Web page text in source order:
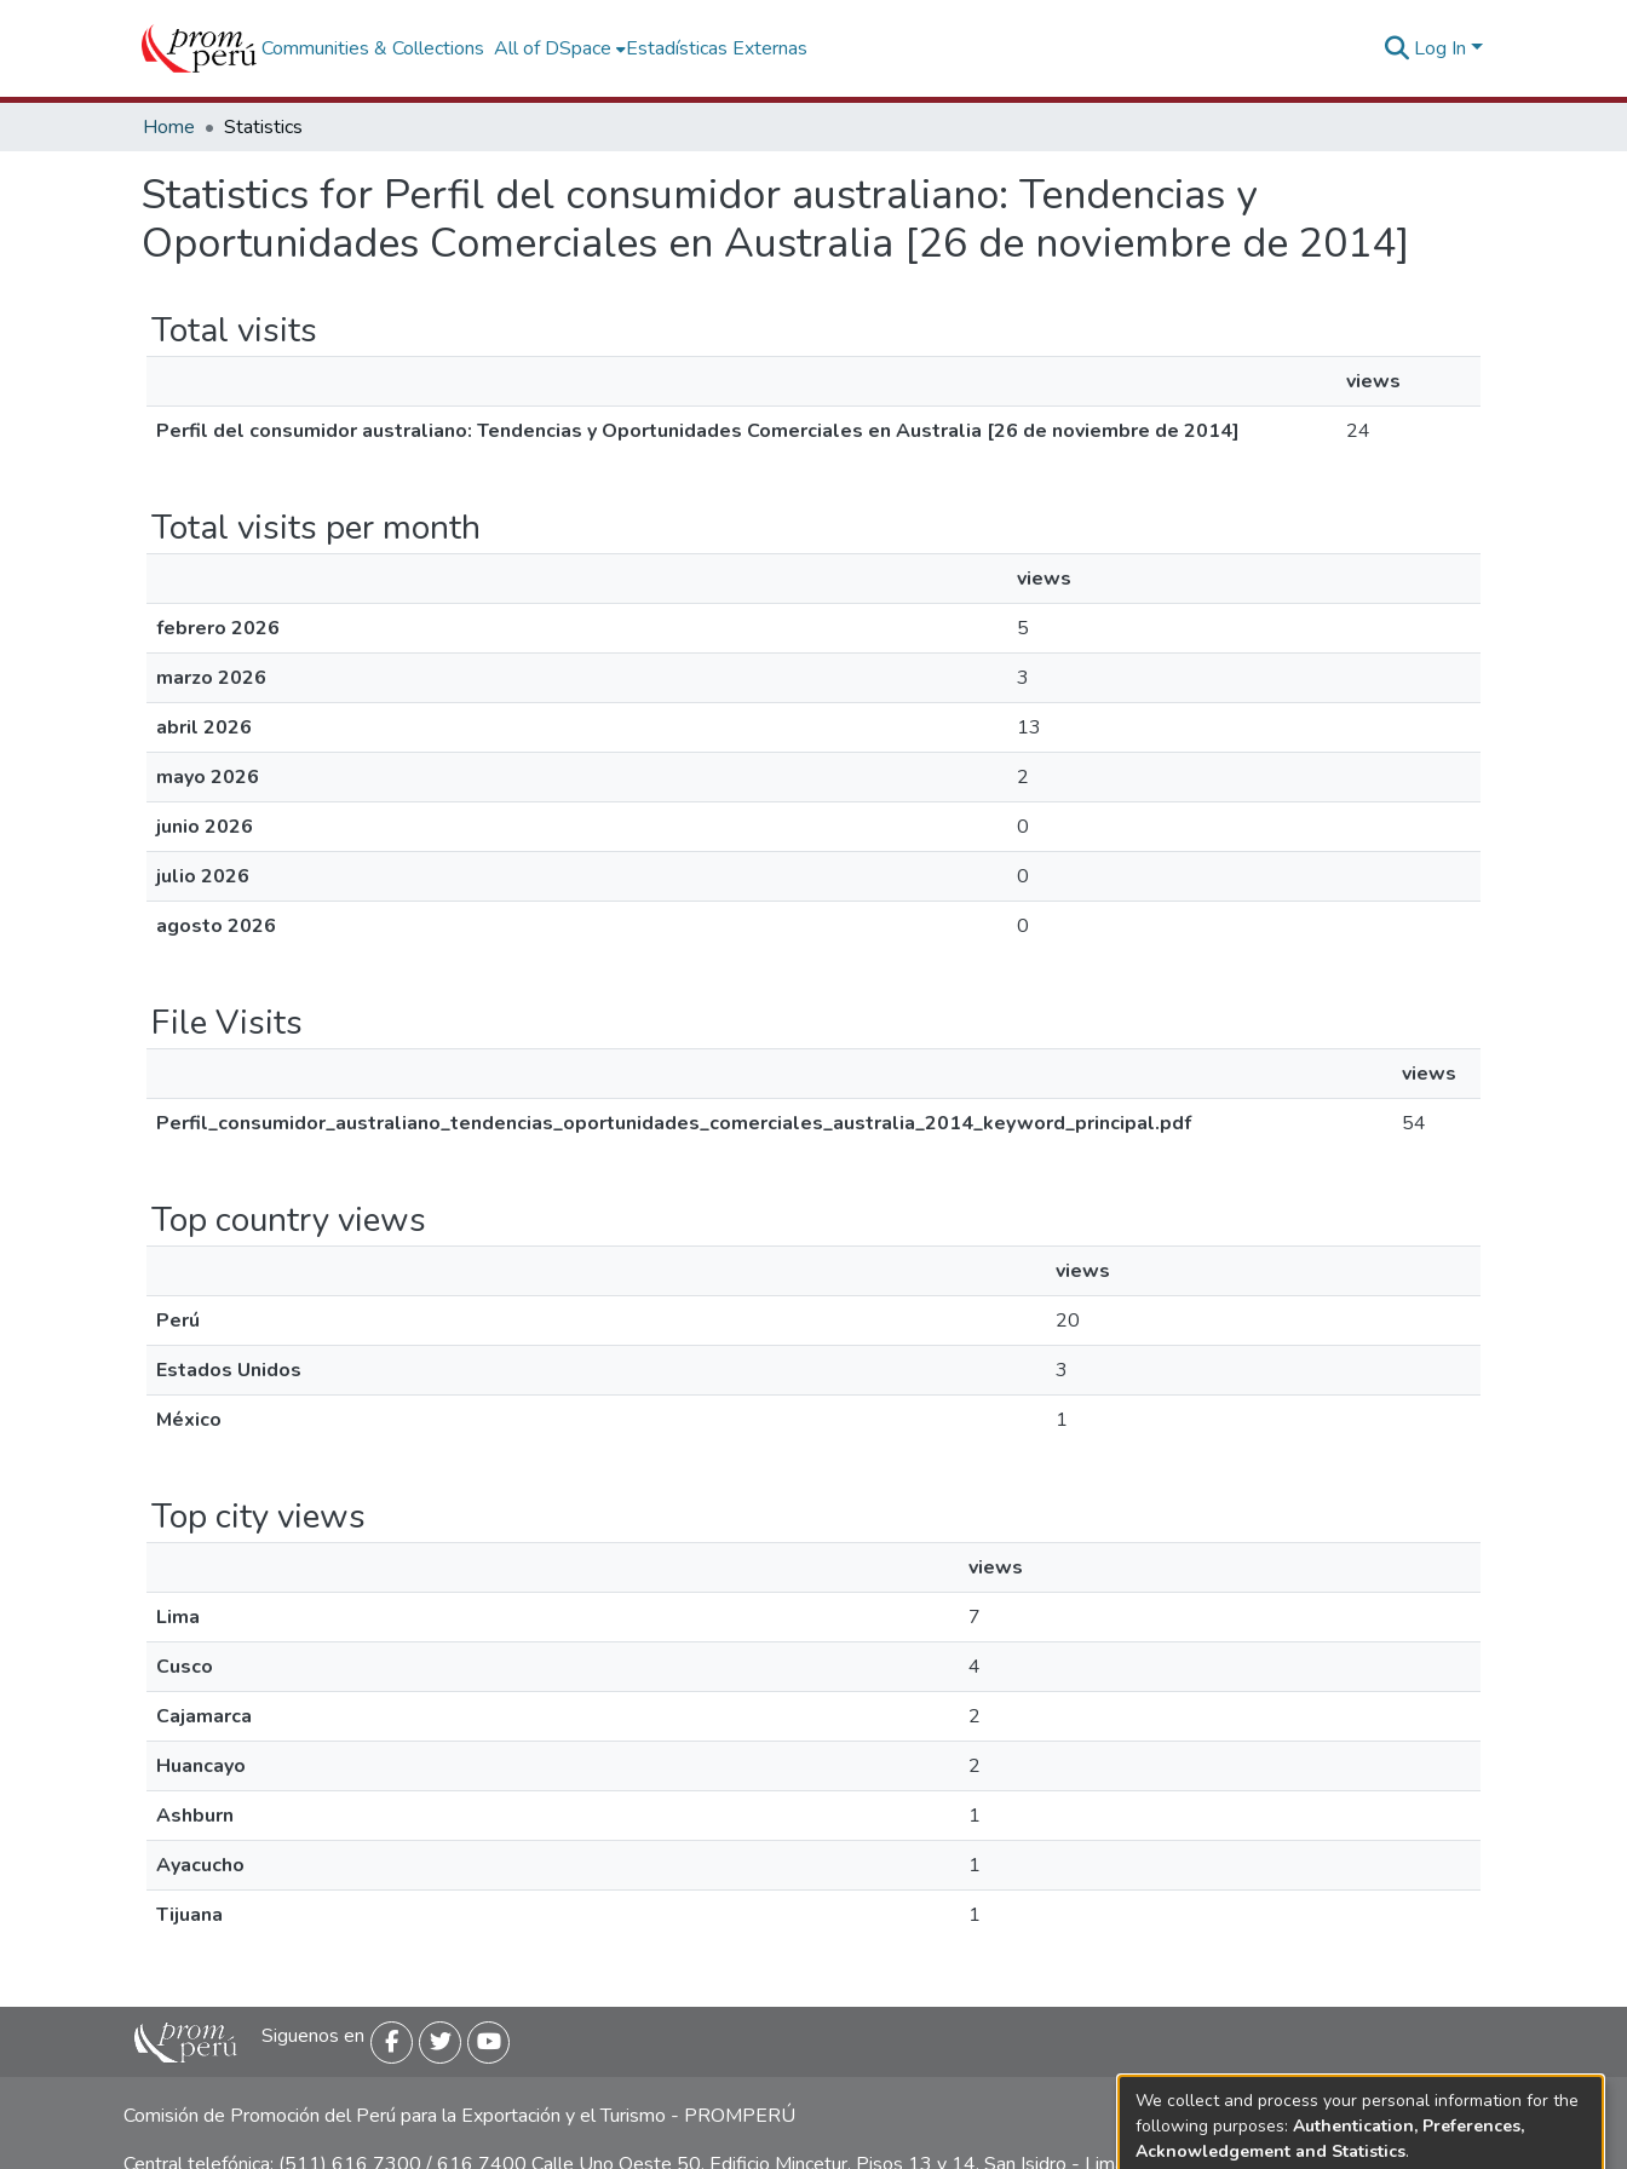
Communities & Collections All of DSpace Estadísticas Externas Log In
Home Statistics
Statistics for Perfil del consumidor australiano: Tendencias y
Oportunidades Comerciales en Australia [26 de noviembre de 2014]
Total visits
views
Perfil del consumidor australiano: Tendencias y Oportunidades Comerciales en Australia [26 de noviembre de 2014]
24
Total visits per month
views
febrero 2026
5
marzo 2026
3
abril 2026
13
mayo 2026
2
junio 2026
0
julio 2026
0
agosto 2026
0
File Visits
views
Perfil_consumidor_australiano_tendencias_oportunidades_comerciales_australia_2014_keyword_principal.pdf
54
Top country views
views
Perú
20
Estados Unidos
3
México
1
Top city views
views
Lima
7
Cusco
4
Cajamarca
2
Huancayo
2
Ashburn
1
Ayacucho
1
Tijuana
1
Siguenos en
Comisión de Promoción del Perú para la Exportación y el Turismo - PROMPERÚ
We collect and process your personal information for the
following purposes: Authentication, Preferences,
Acknowledgement and Statistics.